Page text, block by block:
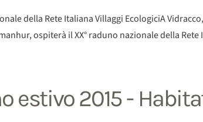
della Rete Italiana Villaggi EcologiciA
ospiterà il XX° raduno nazionale della Rete
estivo 2015 -